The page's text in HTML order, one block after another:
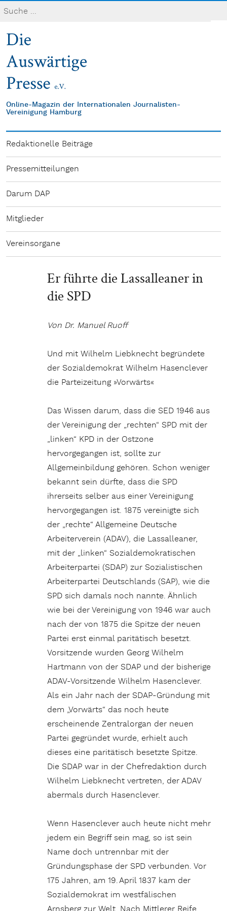
Online-Magazin der Internationalen Journalisten-
Vereinigung Hamburg
Redaktionelle Beiträge
Pressemitteilungen
Darum DAP
Mitglieder
Vereinsorgane
Er führte die Lassalleaner in
die SPD
Von Dr. Manuel Ruoff
Und mit Wilhelm Liebknecht begründete
der Sozialdemokrat Wilhelm Hasenclever
die Parteizeitung »Vorwärts«
Das Wissen darum, dass die SED 1946 aus
der Vereinigung der „rechten“ SPD mit der
„linken“ KPD in der Ostzone
hervorgegangen ist, sollte zur
Allgemeinbildung gehören. Schon weniger
bekannt sein dürfte, dass die SPD
ihrerseits selber aus einer Vereinigung
hervorgegangen ist. 1875 vereinigte sich
der „rechte“ Allgemeine Deutsche
Arbeiterverein (ADAV), die Lassalleaner,
mit der „linken“ Sozialdemokratischen
Arbeiterpartei (SDAP) zur Sozialistischen
Arbeiterpartei Deutschlands (SAP), wie die
SPD sich damals noch nannte. Ähnlich
wie bei der Vereinigung von 1946 war auch
nach der von 1875 die Spitze der neuen
Partei erst einmal paritätisch besetzt.
Vorsitzende wurden Georg Wilhelm
Hartmann von der SDAP und der bisherige
ADAV-Vorsitzende Wilhelm Hasenclever.
Als ein Jahr nach der SDAP-Gründung mit
dem „Vorwärts“ das noch heute
erscheinende Zentralorgan der neuen
Partei gegründet wurde, erhielt auch
dieses eine paritätisch besetzte Spitze.
Die SDAP war in der Chefredaktion durch
Wilhelm Liebknecht vertreten, der ADAV
abermals durch Hasenclever.
Wenn Hasenclever auch heute nicht mehr
jedem ein Begriff sein mag, so ist sein
Name doch untrennbar mit der
Gründungsphase der SPD verbunden. Vor
175 Jahren, am 19. April 1837 kam der
Sozialdemokrat im westfälischen